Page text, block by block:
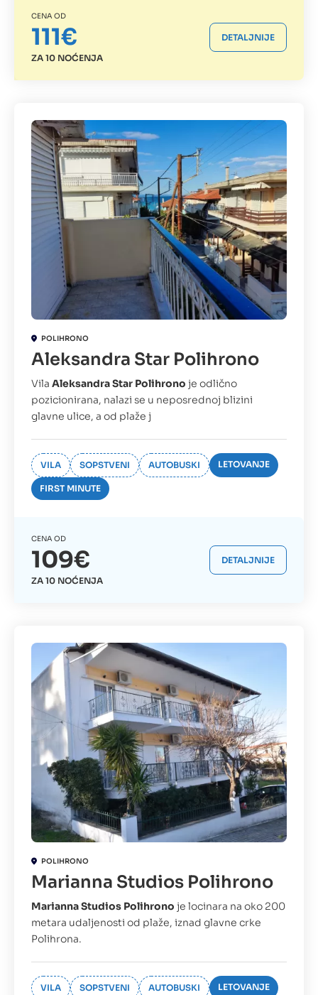
CENA OD
111€
ZA 10 NOĆENJA
DETALJNIJE
POLIHRONO
Aleksandra Star Polihrono
Vila Aleksandra Star Polihrono je odlično
pozicionirana, nalazi se u neposrednoj blizini
glavne ulice, a od plaže j
VILA SOPSTVENI AUTOBUSKI LETOVANJE
FIRST MINUTE
CENA OD
109€
ZA 10 NOĆENJA
DETALJNIJE
POLIHRONO
Marianna Studios Polihrono
Marianna Studios Polihrono je locinara na oko 200
metara udaljenosti od plaže, iznad glavne crke
Polihrona.
VILA SOPSTVENI AUTOBUSKI LETOVANJE